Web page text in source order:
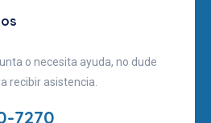
o necesita ayuda, no dude
recibir asistencia.
7270